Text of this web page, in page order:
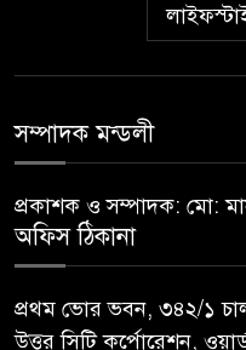
সম্পাদক মন্ডলী
প্রকাশক ও সম্পাদক: মো:
অফিস ঠিকানা
প্রথম ভোর ভবন, ৩৪২/১
উত্তর সিটি কর্পোরেশন,